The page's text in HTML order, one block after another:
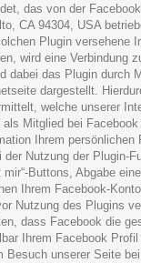
das von der
CA 94304, USA
Plugin versehene
wird eine Verbindung
dabei das Plugin durch
dargestellt.
welche unserer
als Mitglied bei
Ihrem persönlichen
der Nutzung der Plugin-
Buttons, Abgabe
Ihrem Facebook-
Nutzung des Plugins
dass Facebook die
Ihrem Facebook
Besuch unserer Seite